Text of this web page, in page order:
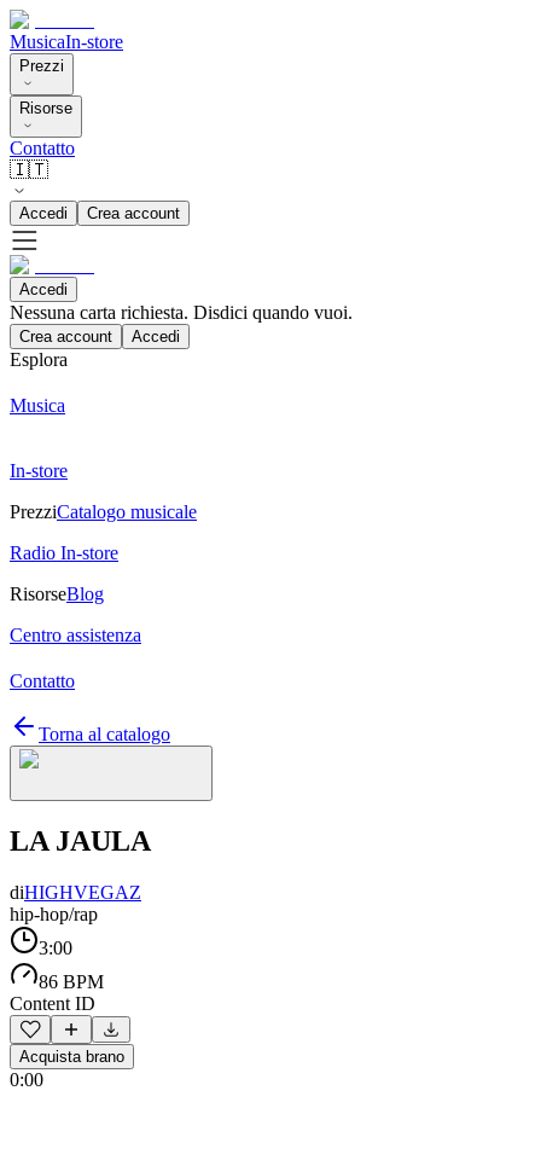
MusicaIn-store
Prezzi
Risorse
Contatto
🇮🇹
Accedi Crea account
Accedi
Nessuna carta richiesta. Disdici quando vuoi.
Crea account Accedi
Esplora
Musica
In-store
PrezziCatalogo musicale
Radio In-store
RisorseBlog
Centro assistenza
Contatto
Torna al catalogo
LA JAULA
diHIGHVEGAZ
hip-hop/rap
3:00
86 BPM
Content ID
Acquista brano
0:00